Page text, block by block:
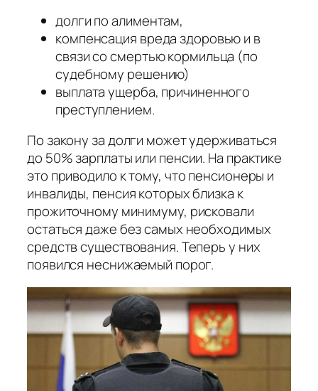
долги по алиментам,
компенсация вреда здоровью и в
связи со смертью кормильца (по
судебному решению)
выплата ущерба, причиненного
преступлением.
По закону за долги может удерживаться
до 50% зарплаты или пенсии. На практике
это приводило к тому, что пенсионеры и
инвалиды, пенсия которых близка к
прожиточному минимуму, рисковали
остаться даже без самых необходимых
средств существования. Теперь у них
появился неснижаемый порог.